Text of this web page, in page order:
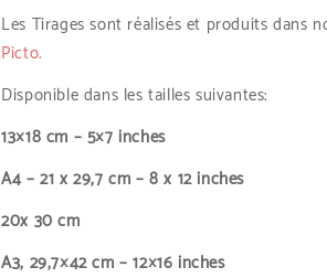
Les Tirages sont réalisés et produits dans
Picto.
Disponible dans les tailles suivantes:
13×18 cm – 5×7 inches
A4 – 21 x 29,7 cm – 8 x 12 inches
20x 30 cm
A3, 29,7×42 cm – 12×16 inches